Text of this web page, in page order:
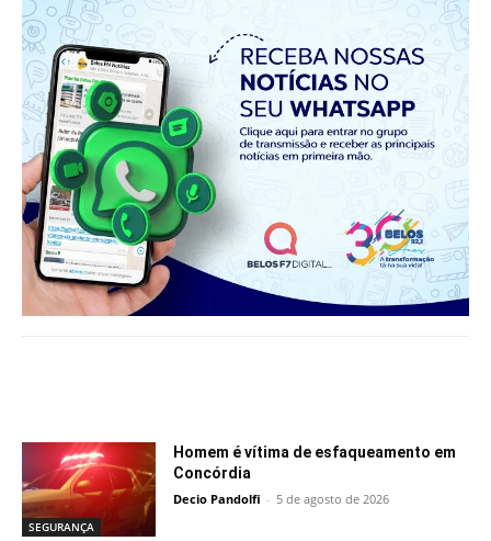
SEGURANÇA
Homem é vítima de esfaqueamento em
Concórdia
Decio Pandolfi - 5 de agosto de 2026